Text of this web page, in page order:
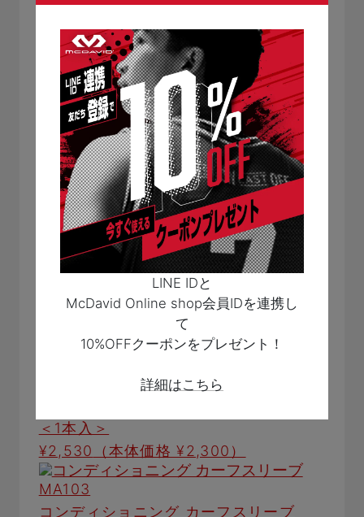
LINE IDと
McDavid Online shop会員IDを連携し
て
10%OFFクーポンをプレゼント！
詳細はこちら
ギー源を送ることができるため、血流を
良くするとことは重要です。
ストレッチやマッサージ、入浴、軽いウ
ォーキングなどの有酸素運動を行うこと
で筋疲労の回復を促します。
関連商品
M8810
アクティブリカバリー タイツ
オン/オフ問わずにアクティブリカバリ
ーをサポートする高機能タイツ
（本体価格 ¥9,000）
MA102
＜1本入＞
¥2,530
（本体価格 ¥2,300）
MA103
コンディショニング カーフスリーブ